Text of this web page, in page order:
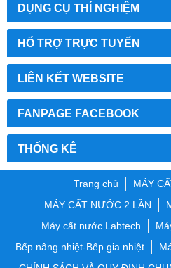
DỤNG CỤ THÍ NGHIỆM
HỔ TRỢ TRỰC TUYẾN
LIÊN KẾT WEBSITE
FANPAGE FACEBOOK
THỐNG KÊ
Trang chủ
MÁY
MÁY CẤT NƯỚC 2 LẦN
Máy cất nước Labtech
Bếp nâng nhiệt-Bếp gia nhiệt